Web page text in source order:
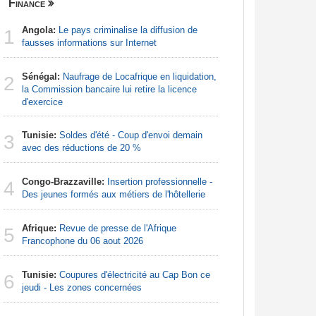
Finance
1 Angola: Le pays criminalise la diffusion de
fausses informations sur Internet
2 Sénégal: Naufrage de Locafrique en liquidation,
la Commission bancaire lui retire la licence
d'exercice
3 Tunisie: Soldes d'été - Coup d'envoi demain
avec des réductions de 20 %
4 Congo-Brazzaville: Insertion professionnelle -
Des jeunes formés aux métiers de l'hôtellerie
5 Afrique: Revue de presse de l'Afrique
Francophone du 06 aout 2026
6 Tunisie: Coupures d'électricité au Cap Bon ce
jeudi - Les zones concernées